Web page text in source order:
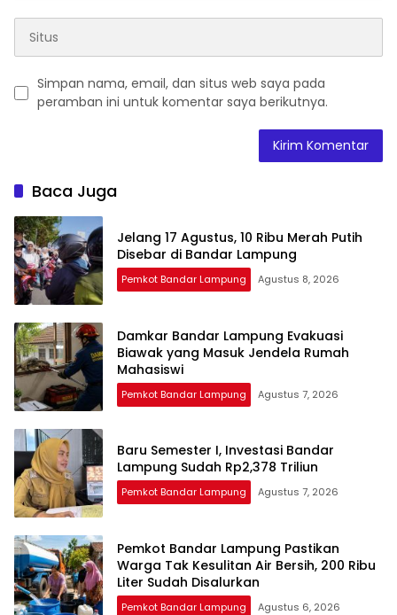
Simpan nama, email, dan situs web saya pada
peramban ini untuk komentar saya berikutnya.
Baca Juga
Jelang 17 Agustus, 10 Ribu Merah Putih
Disebar di Bandar Lampung
Pemkot Bandar Lampung Agustus 8, 2026
Damkar Bandar Lampung Evakuasi
Biawak yang Masuk Jendela Rumah
Mahasiswi
Pemkot Bandar Lampung Agustus 7, 2026
Baru Semester I, Investasi Bandar
Lampung Sudah Rp2,378 Triliun
Pemkot Bandar Lampung Agustus 7, 2026
Pemkot Bandar Lampung Pastikan
Warga Tak Kesulitan Air Bersih, 200 Ribu
Liter Sudah Disalurkan
Pemkot Bandar Lampung Agustus 6, 2026